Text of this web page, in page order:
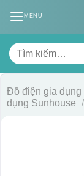
MENU
Tìm
kiếm:
Đồ điện gia dụng
dụng Sunhouse /